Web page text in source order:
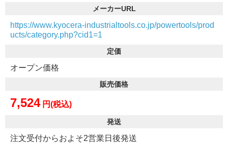
メーカーURL
https://www.kyocera-industrialtools.co.jp/powertools/prod
ucts/category.php?cid1=1
定価
オープン価格
販売価格
7,524 円(税込)
発送
注文受付からおよそ2営業日後発送